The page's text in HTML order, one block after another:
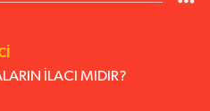
İLACI MIDIR?